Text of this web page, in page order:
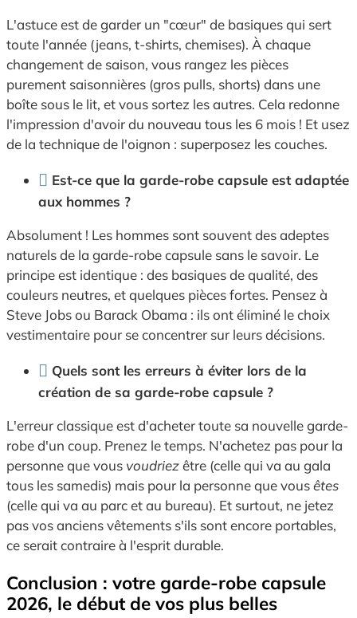
L'astuce est de garder un "cœur" de basiques qui sert
toute l'année (jeans, t-shirts, chemises). À chaque
changement de saison, vous rangez les pièces
purement saisonnières (gros pulls, shorts) dans une
boîte sous le lit, et vous sortez les autres. Cela redonne
l'impression d'avoir du nouveau tous les 6 mois ! Et usez
de la technique de l'oignon : superposez les couches.
Est-ce que la garde-robe capsule est adaptée
aux hommes ?
Absolument ! Les hommes sont souvent des adeptes
naturels de la garde-robe capsule sans le savoir. Le
principe est identique : des basiques de qualité, des
couleurs neutres, et quelques pièces fortes. Pensez à
Steve Jobs ou Barack Obama : ils ont éliminé le choix
vestimentaire pour se concentrer sur leurs décisions.
Quels sont les erreurs à éviter lors de la
création de sa garde-robe capsule ?
L'erreur classique est d'acheter toute sa nouvelle garde-
robe d'un coup. Prenez le temps. N'achetez pas pour la
personne que vous voudriezêtre (celle qui va au gala
tous les samedis) mais pour la personne que vousêtes
(celle qui va au parc et au bureau). Et surtout, ne jetez
pas vos anciens vêtements s'ils sont encore portables,
ce serait contraire à l'esprit durable.
Conclusion : votre garde-robe capsule
2026, le début de vos plus belles